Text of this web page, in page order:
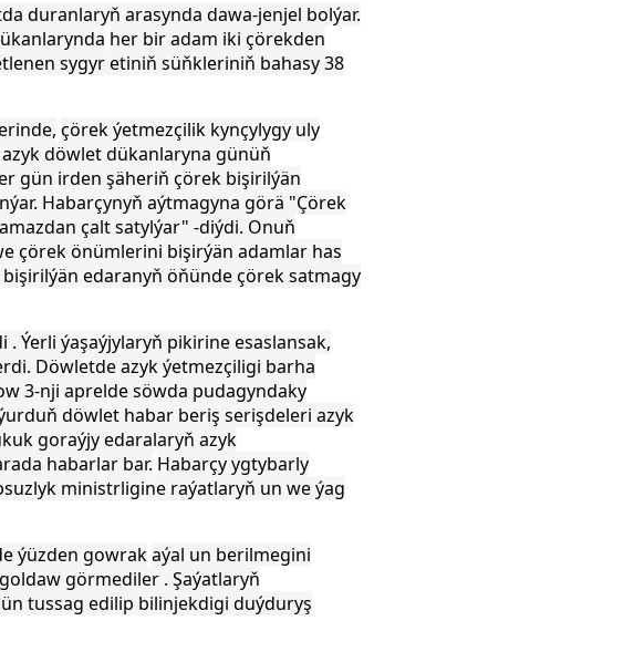
duranlaryň arasynda dawa-jenjel bolýar.
her bir adam iki çörekden
sygyr etiniň süňkleriniň bahasy 38
çörek ýetmezçilik kynçylygy uly
döwlet dükanlaryna günüň
gün irden şäheriň çörek bişirilýän
Habarçynyň aýtmagyna görä "Çörek
çalt satylýar" -diýdi. Onuň
çörek önümlerini bişirýän adamlar has
edaranyň öňündeçörek satmagy
Ýerli ýaşaýjylaryň pikirine esaslansak,
Döwletde azyk ýetmezçiligi barha
3-nji aprelde söwda pudagyndaky
döwlet habar beriş serişdeleri azyk
goraýjy edaralaryň azyk
habarlar bar. Habarçy ygtybarly
ministrligine raýatlaryň un we ýag
ýüzden gowrakaýal un berilmegini
görmediler . Şaýatlaryň
tussag edilip bilinjekdigi duýduryş